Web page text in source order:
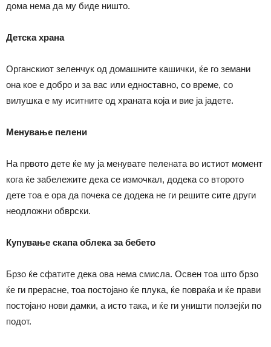
дома нема да му биде ништо.
Детска храна
Органскиот зеленчук од домашните кашички, ќе го земани
она кое е добро и за вас или едноставно, со време, со
вилушка е му иситните од храната која и вие ја јадете.
Менување пелени
На првото дете ќе му ја менувате пелената во истиот момент
кога ќе забележите дека се измочкал, додека со второто
дете тоа е ора да почека се додека не ги решите сите други
неодложни обврски.
Купување скапа облека за бебето
Брзо ќе сфатите дека ова нема смисла. Освен тоа што брзо
ќе ги прерасне, тоа постојано ќе плука, ќе повраќа и ќе прави
постојано нови дамки, а исто така, и ќе ги уништи ползејќи по
подот.